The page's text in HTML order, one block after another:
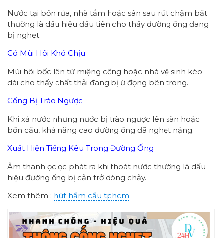
Nước tại bồn rửa, nhà tắm hoặc sân sau rút chậm bất
thường là dấu hiệu đầu tiên cho thấy đường ống đang
bị nghẹt.
Có Mùi Hôi Khó Chịu
Mùi hôi bốc lên từ miệng cống hoặc nhà vệ sinh kéo
dài cho thấy chất thải đang bị ứ đọng bên trong.
Cống Bị Trào Ngược
Khi xả nước nhưng nước bị trào ngược lên sàn hoặc
bồn cầu, khả năng cao đường ống đã nghẹt nặng.
Xuất Hiện Tiếng Kêu Trong Đường Ống
Âm thanh ọc ọc phát ra khi thoát nước thường là dấu
hiệu đường ống bị cản trở dòng chảy.
Xem thêm : hút hầm cầu tphcm